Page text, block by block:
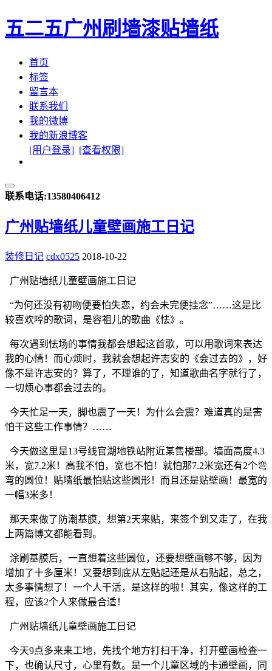
五二五广州刷墙漆贴墙纸
首页
标签
留言本
联系我们
我的微博
我的新浪博客
[用户登录] [查看权限]
联系电话:13580406412
广州贴墙纸儿童壁画施工日记
装修日记 cdx0525 2018-10-22
广州贴墙纸儿童壁画施工日记
“为何还没有初吻便要怕失恋，约会未完便挂念”……这是比
较喜欢哼的歌词，是容祖儿的歌曲《怯》。
每次遇到怯场的事情我都会想起这首歌，可以用歌词来表达
我的心情！而心烦时，我就会想起许志安的《会过去的》，好
像不是许志安的？算了，不理谁的了，知道歌曲名字就行了，
一切烦心事都会过去的。
今天忙足一天，脚也震了一天！为什么会震？难道真的是害
怕干这些工作事情？……
今天做这里是13号线官湖地铁站附近某售楼部。墙面高度4.3
米，宽7.2米！高我不怕，宽也不怕！就怕那7.2米宽还有2个弯
弯的圆位！贴墙纸最怕贴这些圆形！而且还是贴壁画！最宽的
一幅3米多！
那天来做了防潮基膜，想第2天来贴，来签个到又走了，在我
上两篇博文都能看到。
涂刷基膜后，一直想着这些圆位，还要想壁画够不够，因为
增加了十多厘米！又要想到底从左贴起还是从右贴起，总之，
太多事情想了！一个人干活，是这样的啦！其实，像这样的工
程，应该2个人来做最合适！
广州贴墙纸儿童壁画施工日记
今天9点多来来工地，先找个地方打扫干净，打开壁画检查一
下，也确认尺寸，心里有数。是一个儿童区域的卡通壁画，同